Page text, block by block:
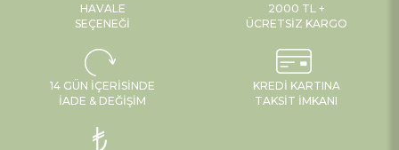
HAVALE
SEÇENEĞI
2000 TL +
ÜCRETSIZ KARGO
14 GÜN İÇERISINDE
İADE & DEĞIŞIM
KREDI KARTINA
TAKSIT İMKANI